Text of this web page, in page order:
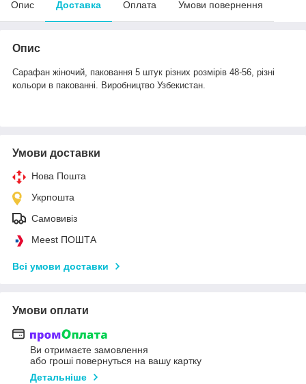
Опис Доставка Оплата Умови повернення
Опис
Сарафан жіночий, паковання 5 штук різних розмірів 48-56, різні
кольори в пакованні. Виробництво Узбекистан.
Умови доставки
Нова Пошта
Укрпошта
Самовивіз
Meest ПОШТА
Всі умови доставки
Умови оплати
Ви отримаєте замовлення
або гроші повернуться на вашу картку
Детальніше